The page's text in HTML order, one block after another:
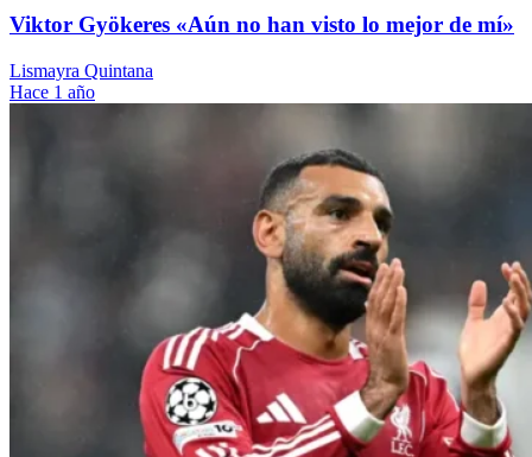
Viktor Gyökeres «Aún no han visto lo mejor de mí»
Lismayra Quintana
Hace 1 año